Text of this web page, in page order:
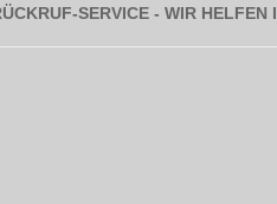
SERVICE - WIR